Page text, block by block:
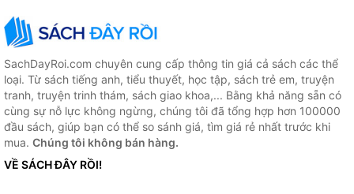
SachDayRoi.com chuyên cung cấp thông tin giá cả sách các thể
loại. Từ sách tiếng anh, tiểu thuyết, học tập, sách trẻ em, truyện
tranh, truyện trinh thám, sách giao khoa,... Bằng khả năng sẵn có
cùng sự nỗ lực không ngừng, chúng tôi đã tổng hợp hơn 100000
đầu sách, giúp bạn có thể so sánh giá, tìm giá rẻ nhất trước khi
mua. Chúng tôi không bán hàng.
VỀ SÁCH ĐÂY RỒI!